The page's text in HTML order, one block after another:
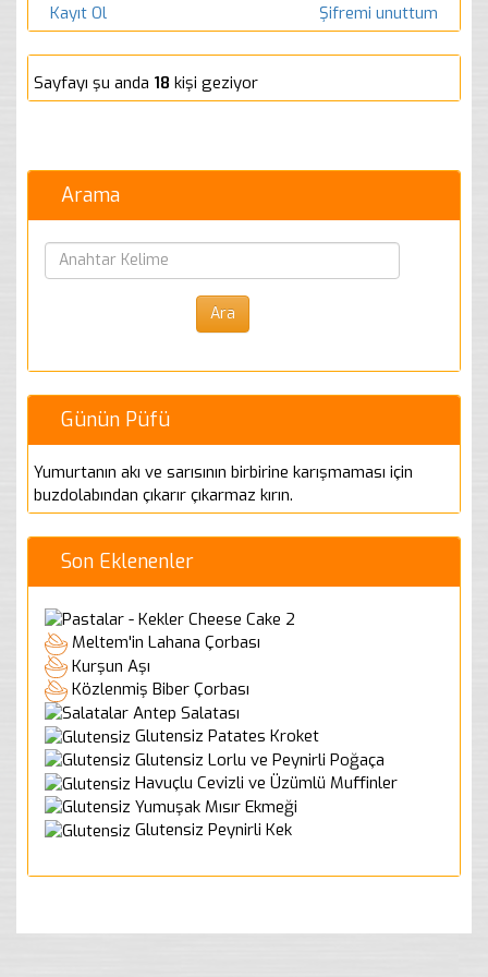
Kayıt Ol Şifremi unuttum
Sayfayı şu anda 18 kişi geziyor
Arama
Günün Püfü
Yumurtanın akı ve sarısının birbirine karışmaması için
buzdolabından çıkarır çıkarmaz kırın.
Son Eklenenler
Cheese Cake 2
Meltem'in Lahana Çorbası
Kurşun Aşı
Közlenmiş Biber Çorbası
Antep Salatası
Glutensiz Patates Kroket
Glutensiz Lorlu ve Peynirli Poğaça
Havuçlu Cevizli ve Üzümlü Muffinler
Yumuşak Mısır Ekmeği
Glutensiz Peynirli Kek